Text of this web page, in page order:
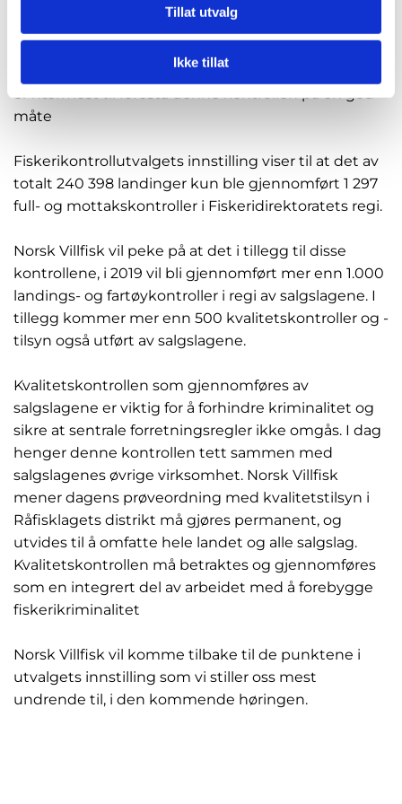
Tillat utvalg
Ikke tillat
kontrollarbeidet. Salgslagenes sluttseddelsystem
med andre ord fortsatt være viktig, og salgslagene
er nærmest til forestå denne kontrollen på en god
måte
Fiskerikontrollutvalgets innstilling viser til at det av
totalt 240 398 landinger kun ble gjennomført 1 297
full- og mottakskontroller i Fiskeridirektoratets regi.
Norsk Villfisk vil peke på at det i tillegg til disse
kontrollene, i 2019 vil bli gjennomført mer enn 1.000
landings- og fartøykontroller i regi av salgslagene. I
tillegg kommer mer enn 500 kvalitetskontroller og -
tilsyn også utført av salgslagene.
Kvalitetskontrollen som gjennomføres av
salgslagene er viktig for å forhindre kriminalitet og
sikre at sentrale forretningsregler ikke omgås. I dag
henger denne kontrollen tett sammen med
salgslagenes øvrige virksomhet. Norsk Villfisk
mener dagens prøveordning med kvalitetstilsyn i
Råfisklagets distrikt må gjøres permanent, og
utvides til å omfatte hele landet og alle salgslag.
Kvalitetskontrollen må betraktes og gjennomføres
som en integrert del av arbeidet med å forebygge
fiskerikriminalitet
Norsk Villfisk vil komme tilbake til de punktene i
utvalgets innstilling som vi stiller oss mest
undrende til, i den kommende høringen.